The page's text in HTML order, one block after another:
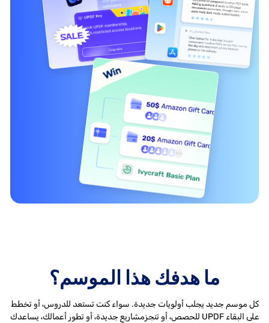
ما هدفك هذا الموسم؟
كل موسم جديد يجلب أولويات جديدة. سواء كنت تستعد للدروس، أو تخطط
للحصص، أو تنجزمشاريع جديدة، أو تطور أعمالك، يساعدك UPDF على البقاء